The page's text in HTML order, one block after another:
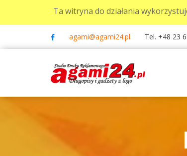
Ta witryna do działania
agami@agami24.pl Tel. +48 23